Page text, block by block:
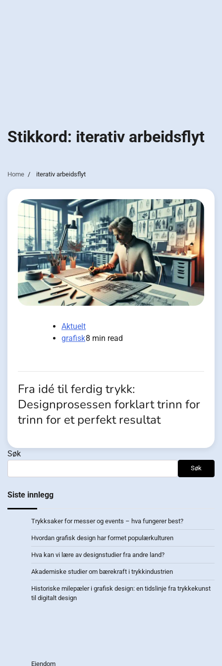
Stikkord: iterativ arbeidsflyt
Home iterativ arbeidsflyt
Aktuelt
grafisk8 min read
Fra idé til ferdig trykk:
Designprosessen forklart trinn for
trinn for et perfekt resultat
Søk
Søk
Siste innlegg
Trykksaker for messer og events – hva fungerer best?
Hvordan grafisk design har formet populærkulturen
Hva kan vi lære av designstudier fra andre land?
Akademiske studier om bærekraft i trykkindustrien
Historiske milepæler i grafisk design: en tidslinje fra trykkekunst
til digitalt design
Eiendom